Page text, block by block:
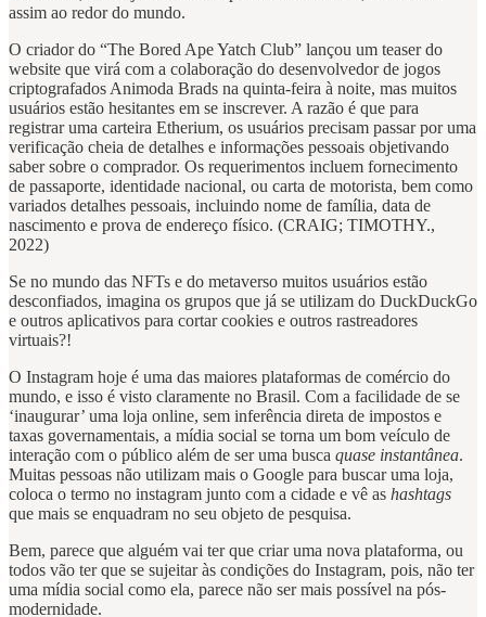
assim ao redor do mundo.
O criador do “The Bored Ape Yatch Club” lançou um teaser do
website que virá com a colaboração do desenvolvedor de jogos
criptografados Animoda Brads na quinta-feira à noite, mas muitos
usuários estão hesitantes em se inscrever. A razão é que para
registrar uma carteira Etherium, os usuários precisam passar por uma
verificação cheia de detalhes e informações pessoais objetivando
saber sobre o comprador. Os requerimentos incluem fornecimento
de passaporte, identidade nacional, ou carta de motorista, bem como
variados detalhes pessoais, incluindo nome de família, data de
nascimento e prova de endereço físico. (CRAIG; TIMOTHY.,
2022)
Se no mundo das NFTs e do metaverso muitos usuários estão
desconfiados, imagina os grupos que já se utilizam do DuckDuckGo
e outros aplicativos para cortar cookies e outros rastreadores
virtuais?!
O Instagram hoje é uma das maiores plataformas de comércio do
mundo, e isso é visto claramente no Brasil. Com a facilidade de se
‘inaugurar’ uma loja online, sem inferência direta de impostos e
taxas governamentais, a mídia social se torna um bom veículo de
interação com o público além de ser uma busca quase instantânea.
Muitas pessoas não utilizam mais o Google para buscar uma loja,
coloca o termo no instagram junto com a cidade e vê as hashtags
que mais se enquadram no seu objeto de pesquisa.
Bem, parece que alguém vai ter que criar uma nova plataforma, ou
todos vão ter que se sujeitar às condições do Instagram, pois, não ter
uma mídia social como ela, parece não ser mais possível na pós-
modernidade.